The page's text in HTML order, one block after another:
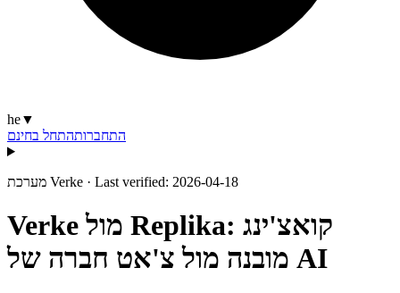
he▼
התחברותהתחל בחינם
מערכת Verke · Last verified: 2026-04-18
מובנה מול צ'אט חברה של AI